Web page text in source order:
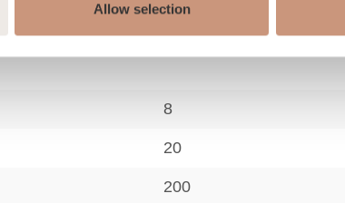
Allow selection
8
20
200